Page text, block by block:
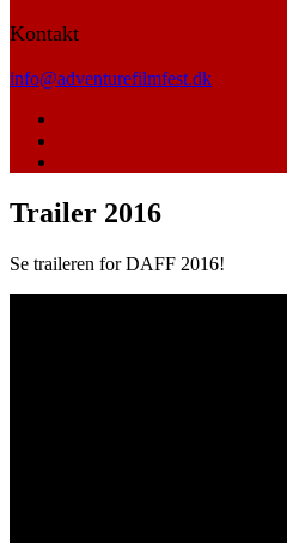
Kontakt
info@adventurefilmfest.dk
Trailer 2016
Se traileren for DAFF 2016!